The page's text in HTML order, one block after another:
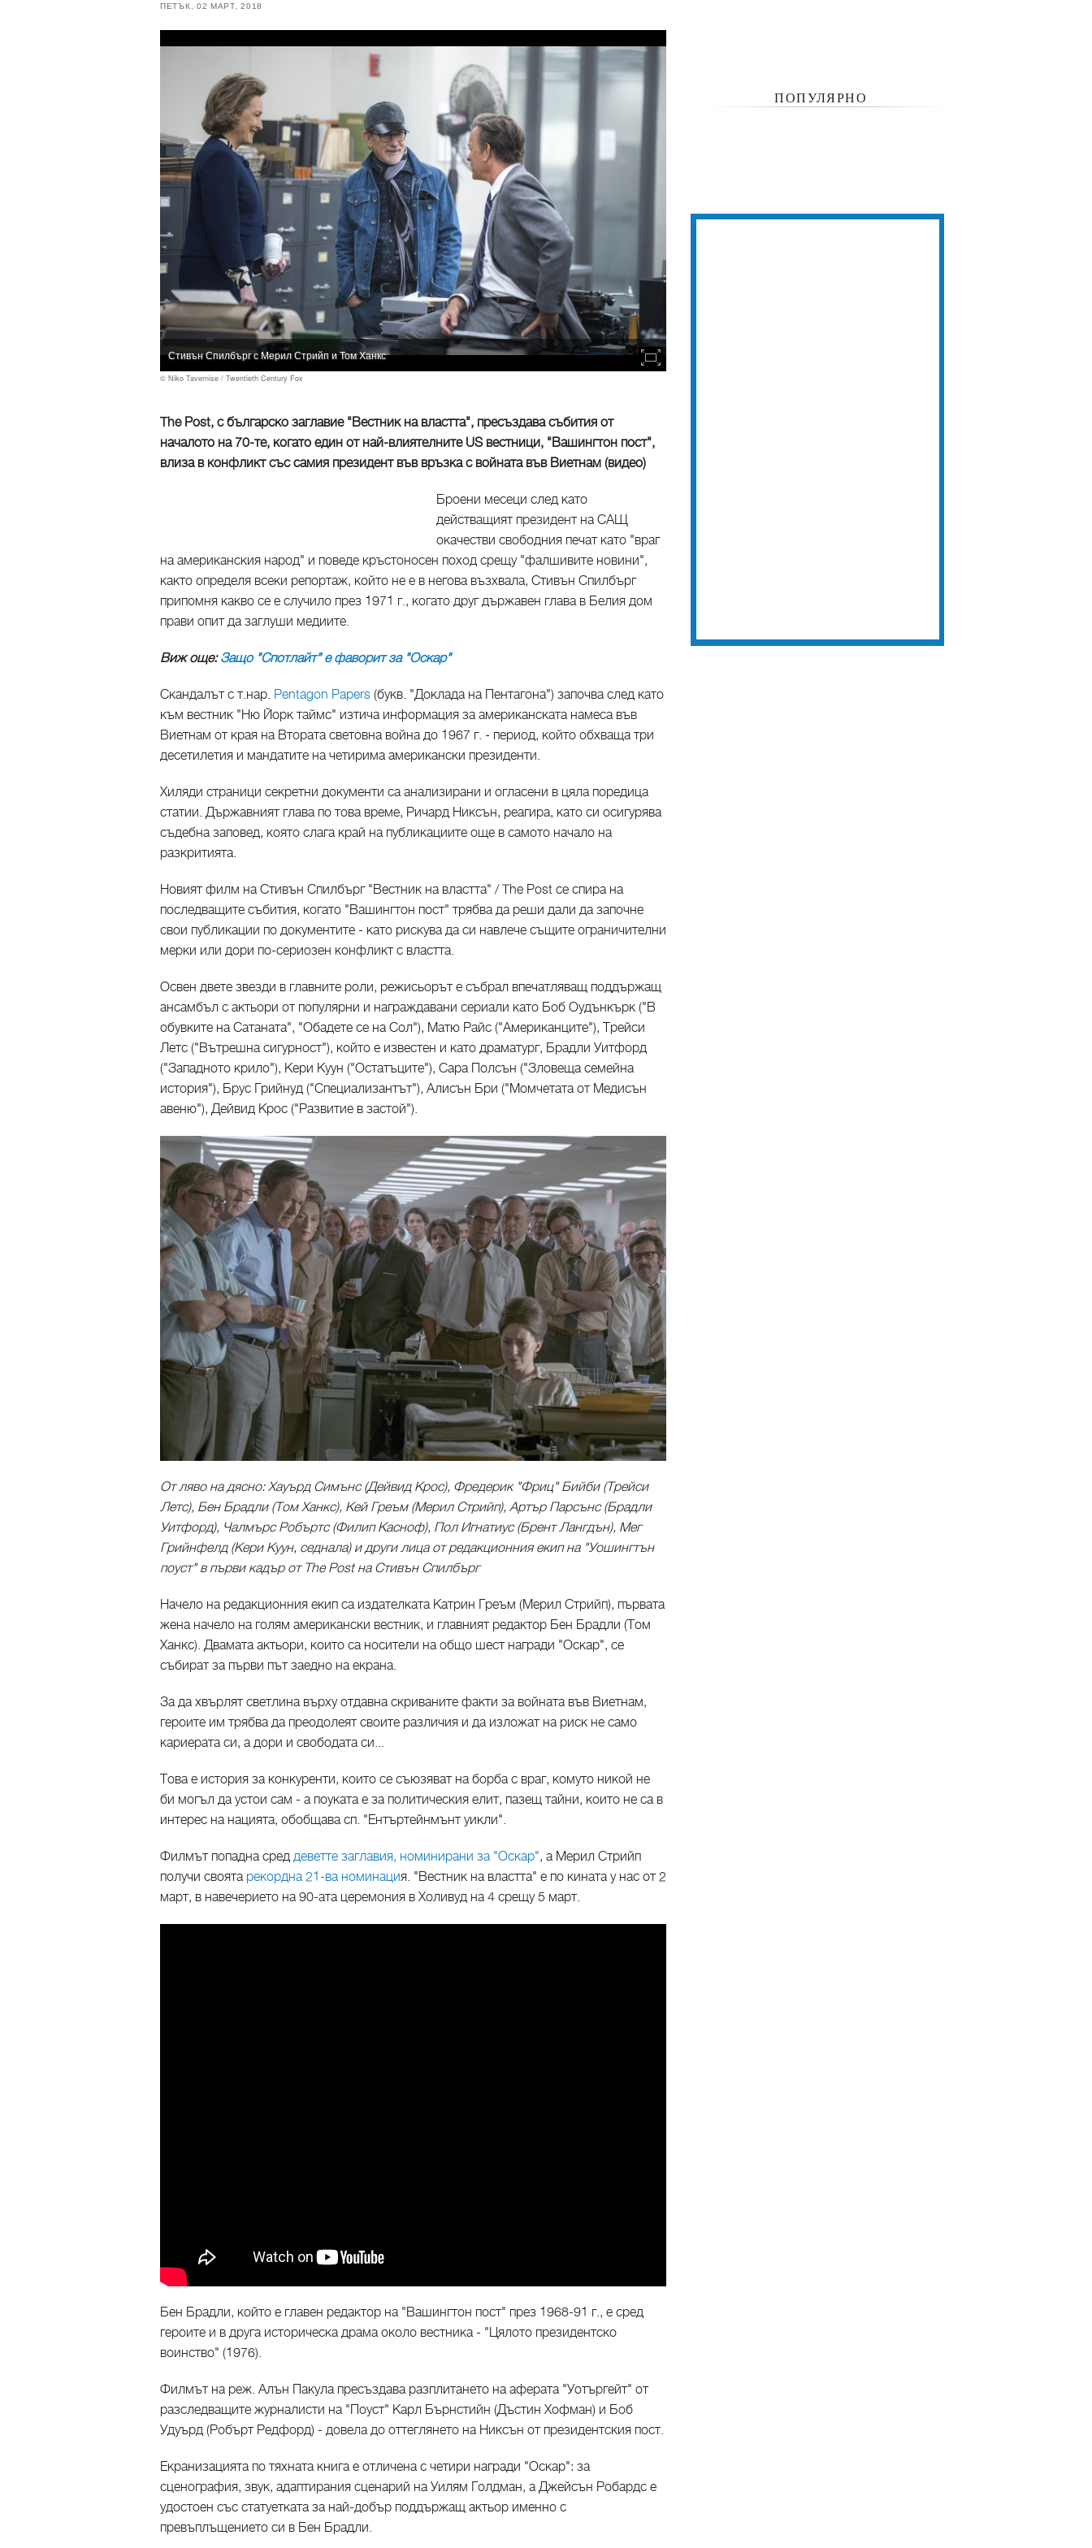
ПЕТЪК, 02 МАРТ, 2018
Стивън Спилбърг с Мерил Стрийп и Том Ханкс
© Niko Tavernise / Twentieth Century Fox
The Post, с българско заглавие "Вестник на властта", пресъздава събития от
началото на 70-те, когато един от най-влиятелните US вестници, "Вашингтон пост",
влиза в конфликт със самия президент във връзка с войната във Виетнам (видео)
Броени месеци след като
действащият президент на САЩ
окачестви свободния печат като "враг
на американския народ" и поведе кръстоносен поход срещу "фалшивите новини",
както определя всеки репортаж, който не е в негова възхвала, Стивън Спилбърг
припомня какво се е случило през 1971 г., когато друг държавен глава в Белия дом
прави опит да заглуши медиите.
Виж още:Защо "Спотлайт" е фаворит за "Оскар"
Скандалът с т.нар. Pentagon Papers (букв. "Доклада на Пентагона") започва след като
към вестник "Ню Йорк таймс" изтича информация за американската намеса във
Виетнам от края на Втората световна война до 1967 г. - период, който обхваща три
десетилетия и мандатите на четирима американски президенти.
Хиляди страници секретни документи са анализирани и огласени в цяла поредица
статии. Държавният глава по това време, Ричард Никсън, реагира, като си осигурява
съдебна заповед, която слага край на публикациите още в самото начало на
разкритията.
Новият филм на Стивън Спилбърг "Вестник на властта" / The Post се спира на
последващите събития, когато "Вашингтон пост" трябва да реши дали да започне
свои публикации по документите - като рискува да си навлече същите ограничителни
мерки или дори по-сериозен конфликт с властта.
Освен двете звезди в главните роли, режисьорът е събрал впечатляващ поддържащ
ансамбъл с актьори от популярни и награждавани сериали като Боб Оудънкърк ("В
обувките на Сатаната", "Обадете се на Сол"), Матю Райс ("Американците"), Трейси
Летс ("Вътрешна сигурност"), който е известен и като драматург, Брадли Уитфорд
("Западното крило"), Кери Куун ("Остатъците"), Сара Полсън ("Зловеща семейна
история"), Брус Грийнуд ("Специализантът"), Алисън Бри ("Момчетата от Медисън
авеню"), Дейвид Крос ("Развитие в застой").
От ляво на дясно: Хауърд Симънс (Дейвид Крос), Фредерик "Фриц" Бийби (Трейси
Летс), Бен Брадли (Том Ханкс), Кей Греъм (Мерил Стрийп), Артър Парсънс (Брадли
Уитфорд), Чалмърс Робъртс (Филип Касноф), Пол Игнатиус (Брент Лангдън), Мег
Грийнфелд (Кери Куун, седнала) и други лица от редакционния екип на "Уошингтън
поуст" в първи кадър от The Post на Стивън Спилбърг
Начело на редакционния екип са издателката Катрин Греъм (Мерил Стрийп), първата
жена начело на голям американски вестник, и главният редактор Бен Брадли (Том
Ханкс). Двамата актьори, които са носители на общо шест награди "Оскар", се
събират за първи път заедно на екрана.
За да хвърлят светлина върху отдавна скриваните факти за войната във Виетнам,
героите им трябва да преодолеят своите различия и да изложат на риск не само
кариерата си, а дори и свободата си...
Това е история за конкуренти, които се съюзяват на борба с враг, комуто никой не
би могъл да устои сам - а поуката е за политическия елит, пазещ тайни, които не са в
интерес на нацията, обобщава сп. "Ентъртейнмънт уикли".
Филмът попадна сред деветте заглавия, номинирани за "Оскар", а Мерил Стрийп
получи своята рекордна 21-ва номинация. "Вестник на властта" е по кината у нас от 2
март, в навечерието на 90-ата церемония в Холивуд на 4 срещу 5 март.
Бен Брадли, който е главен редактор на "Вашингтон пост" през 1968-91 г., е сред
героите и в друга историческа драма около вестника - "Цялото президентско
воинство" (1976).
Филмът на реж. Алън Пакула пресъздава разплитането на аферата "Уотъргейт" от
разследващите журналисти на "Поуст" Карл Бърнстийн (Дъстин Хофман) и Боб
Удуърд (Робърт Редфорд) - довела до оттеглянето на Никсън от президентския пост.
Екранизацията по тяхната книга е отличена с четири награди "Оскар": за
сценография, звук, адаптирания сценарий на Уилям Голдман, а Джейсън Робардс е
удостоен със статуетката за най-добър поддържащ актьор именно с
превъплъщението си в Бен Брадли.
ПОПУЛЯРНО